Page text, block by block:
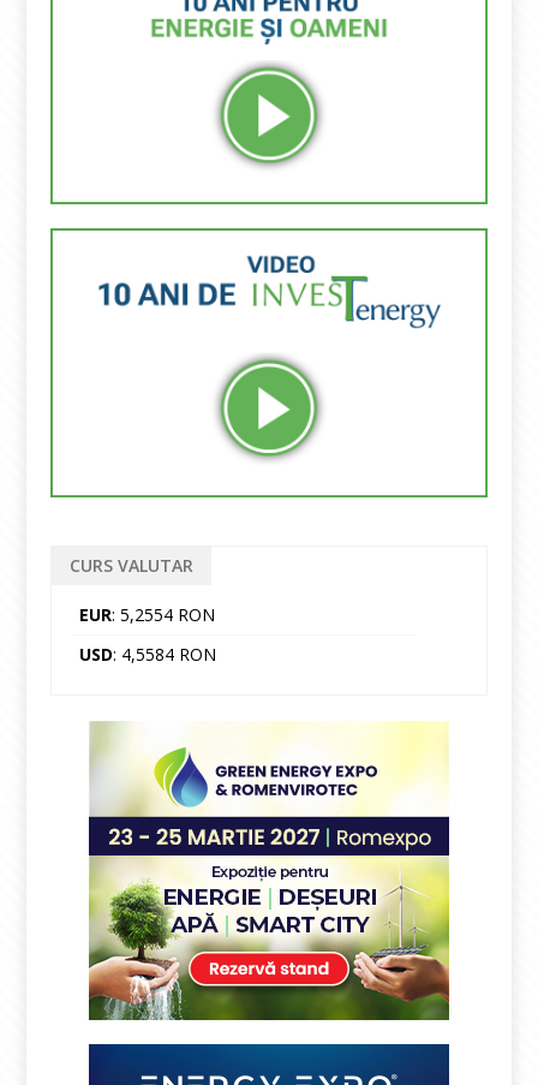
CURS VALUTAR
EUR: 5,2554 RON
USD: 4,5584 RON